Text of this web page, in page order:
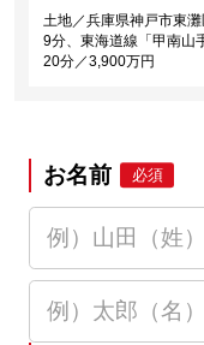
土地／兵庫県神戸市東
9分、東海道線「甲南山
20分／3,900万円
お名前 必須